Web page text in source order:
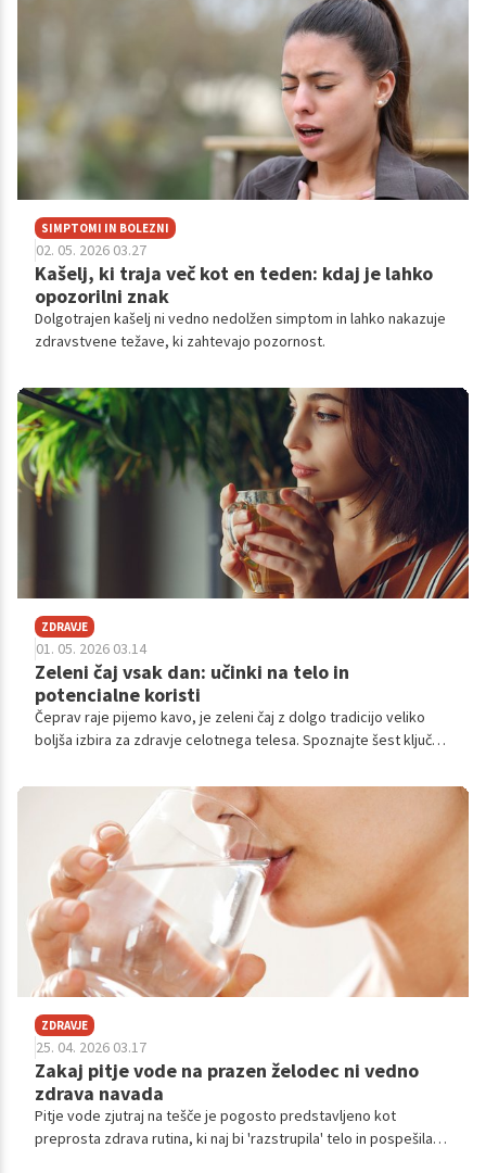
SIMPTOMI IN BOLEZNI
02. 05. 2026 03.27
Kašelj, ki traja več kot en teden: kdaj je lahko
opozorilni znak
Dolgotrajen kašelj ni vedno nedolžen simptom in lahko nakazuje
zdravstvene težave, ki zahtevajo pozornost.
ZDRAVJE
01. 05. 2026 03.14
Zeleni čaj vsak dan: učinki na telo in
potencialne koristi
Čeprav raje pijemo kavo, je zeleni čaj z dolgo tradicijo veliko
boljša izbira za zdravje celotnega telesa. Spoznajte šest ključnih
ZDRAVJE
25. 04. 2026 03.17
Zakaj pitje vode na prazen želodec ni vedno
zdrava navada
Pitje vode zjutraj na tešče je pogosto predstavljeno kot
preprosta zdrava rutina, ki naj bi 'razstrupila' telo in pospešila